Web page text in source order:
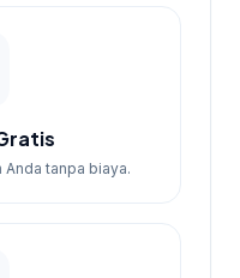
tanpa biaya.